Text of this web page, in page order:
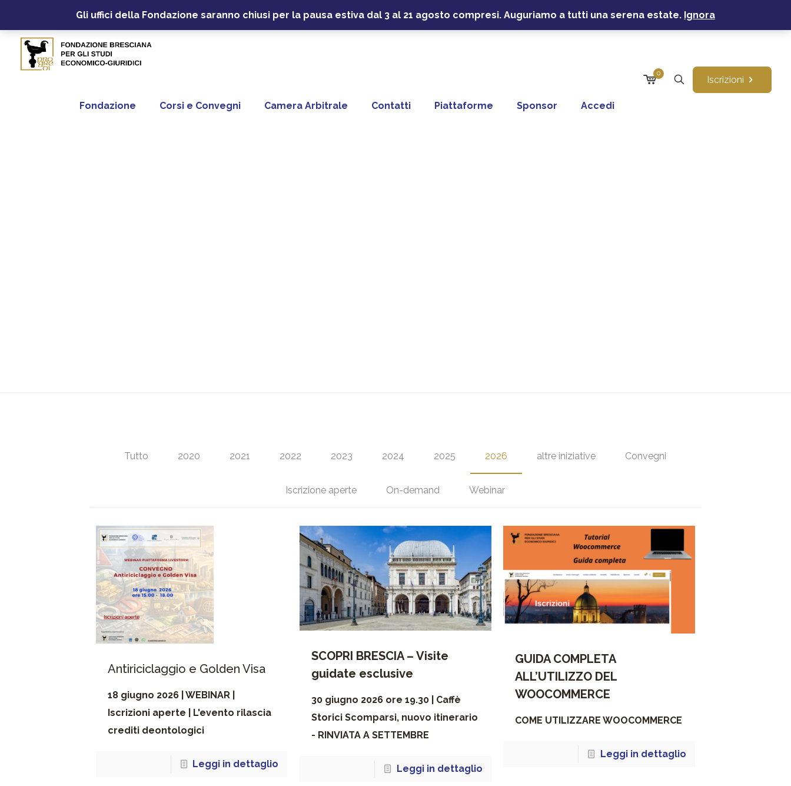
Fondazione Corsi e Convegni Camera Arbitrale Contatti Piattaforme Sponsor Accedi
0
Iscrizioni
Tutto 2020 2021 2022 2023 2024 2025 2026 altre iniziative Convegni
Iscrizione aperte On-demand Webinar
Antiriciclaggio e Golden Visa
18 giugno 2026 | WEBINAR |
Iscrizioni aperte | L'evento rilascia
crediti deontologici
Leggi in dettaglio
SCOPRI BRESCIA – Visite
guidate esclusive
30 giugno 2026 ore 19.30 | Caffè
Storici Scomparsi, nuovo itinerario
- RINVIATA A SETTEMBRE
Leggi in dettaglio
GUIDA COMPLETA
ALL’UTILIZZO DEL
WOOCOMMERCE
COME UTILIZZARE WOOCOMMERCE
Leggi in dettaglio
Gli uffici della Fondazione saranno chiusi per la pausa estiva dal 3 al 21 agosto compresi. Auguriamo a tutti una serena estate. Ignora